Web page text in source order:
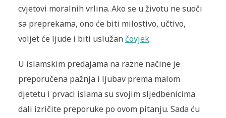
cvjetovi moralnih vrlina. Ako se u životu ne suoči
sa preprekama, ono će biti milostivo, učtivo,
voljet će ljude i biti uslužan čovjek.
U islamskim predajama na razne načine je
preporučena pažnja i ljubav prema malom
djetetu i prvaci islama su svojim sljedbenicima
dali izričite preporuke po ovom pitanju. Sada ću